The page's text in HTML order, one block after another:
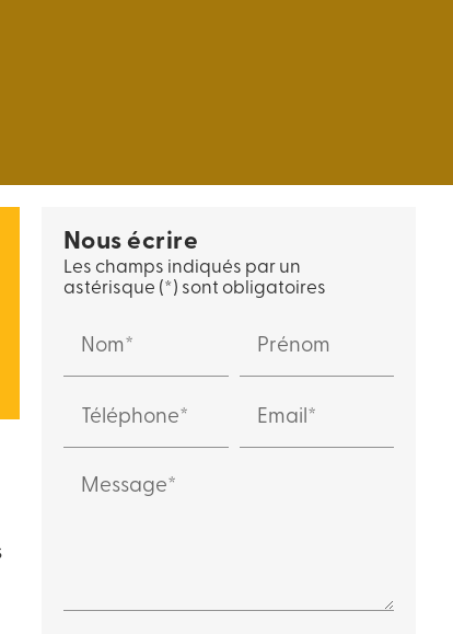
Nous écrire
Les champs indiqués par un
astérisque (*) sont obligatoires
Nom* Prénom
Téléphone* Email*
Message*